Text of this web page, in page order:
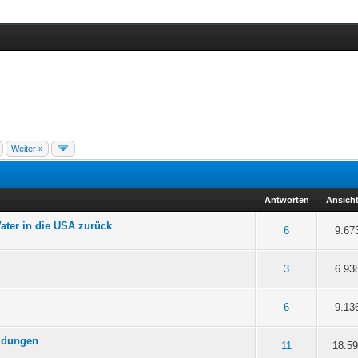
Weiter »
Antworten
in die USA zurück 6
durchschnittlich
345
3
durchschnittlich
6
durchschnittlich
11
durchschnittlich
345